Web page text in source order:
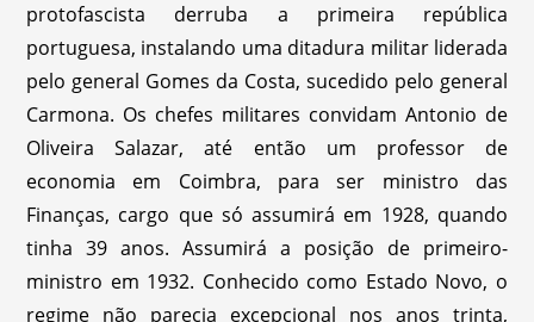
protofascista derruba a primeira república
portuguesa, instalando uma ditadura militar liderada
pelo general Gomes da Costa, sucedido pelo general
Carmona. Os chefes militares convidam Antonio de
Oliveira Salazar, até então um professor de
economia em Coimbra, para ser ministro das
Finanças, cargo que só assumirá em 1928, quando
tinha 39 anos. Assumirá a posição de primeiro-
ministro em 1932. Conhecido como Estado Novo, o
regime não parecia excepcional nos anos trinta,